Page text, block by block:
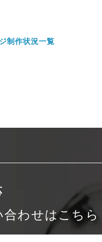
制作状況一覧
合わせはこちら